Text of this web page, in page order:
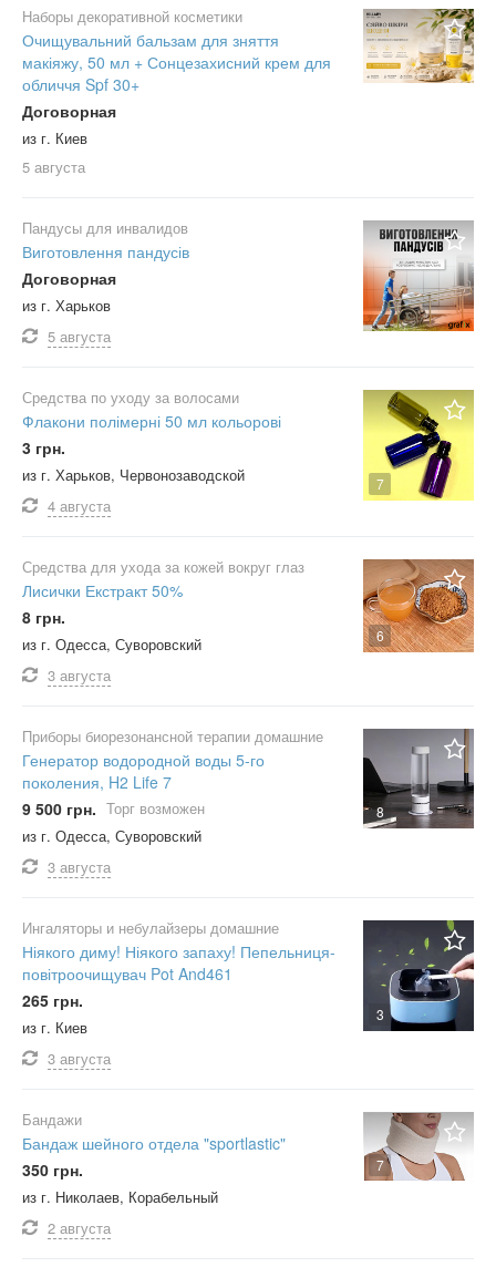
Наборы декоративной косметики
Очищувальний бальзам для зняття
макіяжу, 50 мл + Сонцезахисний крем для
обличчя Spf 30+
Договорная
из г. Киев
5 августа
Пандусы для инвалидов
Виготовлення пандусів
Договорная
из г. Харьков
5 августа
7
Средства по уходу за волосами
Флакони полімерні 50 мл кольорові
3 грн.
из г. Харьков, Червонозаводской
4 августа
6
Средства для ухода за кожей вокруг глаз
Лисички Екстракт 50%
8 грн.
из г. Одесса, Суворовский
3 августа
8
Приборы биорезонансной терапии домашние
Генератор водородной воды 5-го
поколения, H2 Life 7
9 500 грн. Торг возможен
из г. Одесса, Суворовский
3 августа
3
Ингаляторы и небулайзеры домашние
Ніякого диму! Ніякого запаху! Пепельниця-
повітроочищувач Pot And461
265 грн.
из г. Киев
3 августа
7
Бандажи
Бандаж шейного отдела "sportlastic"
350 грн.
из г. Николаев, Корабельный
2 августа